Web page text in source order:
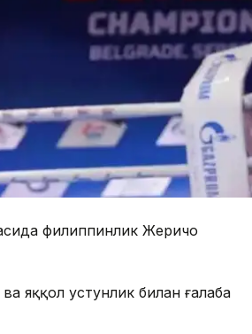
филиппинлик Жеричо
яққол устунлик билан ғалаба